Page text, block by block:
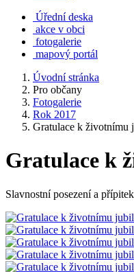
Úřední deska
akce v obci
fotogalerie
mapový portál
Úvodní stránka
Pro občany
Fotogalerie
Rok 2017
Gratulace k životnímu
Gratulace k
Slavnostní posezení a